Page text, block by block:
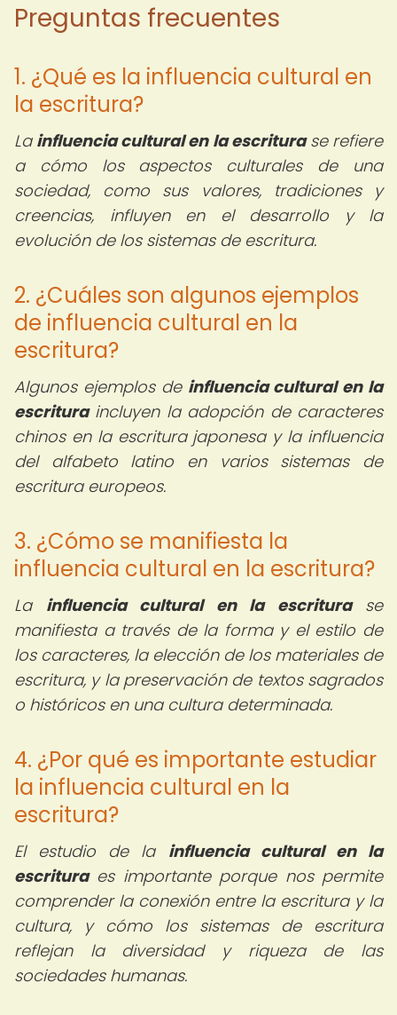
Preguntas frecuentes
1. ¿Qué es la influencia cultural en
la escritura?
La influencia cultural en la escriturase refiere
a cómo los aspectos culturales de una
sociedad, como sus valores, tradiciones y
creencias, influyen en el desarrollo y la
evolución de los sistemas de escritura.
2. ¿Cuáles son algunos ejemplos
de influencia cultural en la
escritura?
Algunos ejemplos de influencia cultural en la
escrituraincluyen la adopción de caracteres
chinos en la escritura japonesa y la influencia
del alfabeto latino en varios sistemas de
escritura europeos.
3. ¿Cómo se manifiesta la
influencia cultural en la escritura?
La influencia cultural en la escriturase
manifiesta a través de la forma y el estilo de
los caracteres, la elección de los materiales de
escritura, y la preservación de textos sagrados
o históricos en una cultura determinada.
4. ¿Por qué es importante estudiar
la influencia cultural en la
escritura?
El estudio de la influencia cultural en la
escrituraes importante porque nos permite
comprender la conexión entre la escritura y la
cultura, y cómo los sistemas de escritura
reflejan la diversidad y riqueza de las
sociedades humanas.